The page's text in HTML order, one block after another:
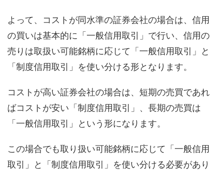
よって、コストが同水準の証券会社の場合は、信用
の買いは基本的に「一般信用取引」で行い、信用の
売りは取扱い可能銘柄に応じて「一般信用取引」と
「制度信用取引」を使い分ける形となります。
コストが高い証券会社の場合は、短期の売買であれ
ばコストが安い「制度信用取引」、長期の売買は
「一般信用取引」という形になります。
この場合でも取り扱い可能銘柄に応じて「一般信用
取引」と「制度信用取引」を使い分ける必要があり